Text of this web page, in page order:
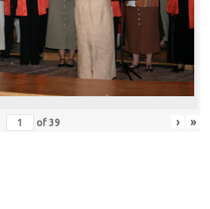
of 39 › »